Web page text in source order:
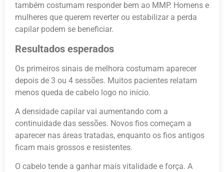
também costumam responder bem ao MMP. Homens e
mulheres que querem reverter ou estabilizar a perda
capilar podem se beneficiar.
Resultados esperados
Os primeiros sinais de melhora costumam aparecer
depois de 3 ou 4 sessões. Muitos pacientes relatam
menos queda de cabelo logo no início.
A densidade capilar vai aumentando com a
continuidade das sessões. Novos fios começam a
aparecer nas áreas tratadas, enquanto os fios antigos
ficam mais grossos e resistentes.
O cabelo tende a ganhar mais vitalidade e força. A